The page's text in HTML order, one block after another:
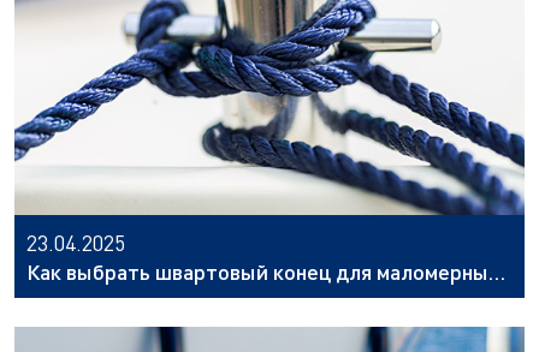
23.04.2025
Как выбрать швартовый конец для маломерных
судов, яхт, катеров и лодок ПВХ?